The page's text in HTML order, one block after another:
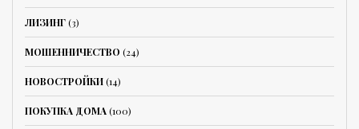
ЛИЗИНГ(3)
МОШЕННИЧЕСТВО (24)
НОВОСТРОЙКИ(14)
ПОКУПКА ДОМА(100)